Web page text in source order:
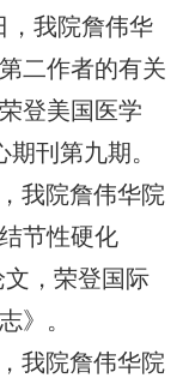
，我院詹伟华
二作者的有关
登美国医学
刊第九期。
我院詹伟华院
节性硬化
文，荣登国际
》。
我院詹伟华院